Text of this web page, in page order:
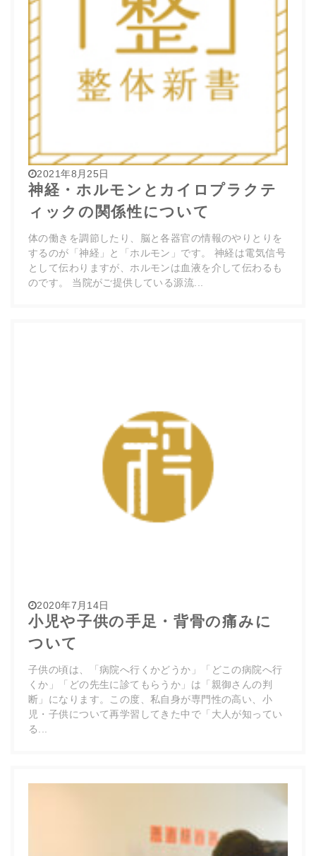
2021年8月25日
神経・ホルモンとカイロプラクテ
ィックの関係性について
体の働きを調節したり、脳と各器官の情報のやりとりを
するのが「神経」と「ホルモン」です。 神経は電気信号
として伝わりますが、ホルモンは血液を介して伝わるも
のです。 当院がご提供している源流...
2020年7月14日
小児や子供の手足・背骨の痛みに
ついて
子供の頃は、「病院へ行くかどうか」「どこの病院へ行
くか」「どの先生に診てもらうか」は「親御さんの判
断」になります。この度、私自身が専門性の高い、小
児・子供について再学習してきた中で「大人が知ってい
る...